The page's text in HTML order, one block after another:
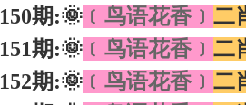
150期:🌞 ﹝鸟语花香﹞ 二
151期:🌞 ﹝鸟语花香﹞ 二
152期:🌞 ﹝鸟语花香﹞ 二